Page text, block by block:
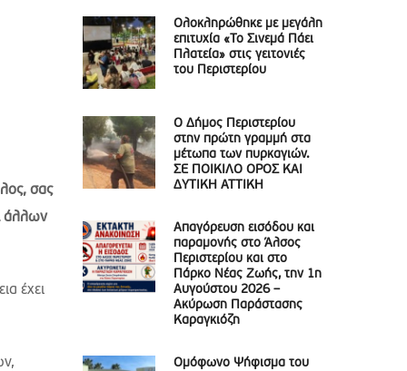
σας
άλλων
έχει
Ολοκληρώθηκε με μεγάλη
επιτυχία «Το Σινεμά Πάει
Πλατεία» στις γειτονιές
του Περιστερίου
Ο Δήμος Περιστερίου
στην πρώτη γραμμή στα
μέτωπα των πυρκαγιών.
ΣΕ ΠΟΙΚΙΛΟ ΟΡΟΣ ΚΑΙ
ΔΥΤΙΚΗ ΑΤΤΙΚΗ
Απαγόρευση εισόδου και
παραμονής στο Άλσος
Περιστερίου και στο
Πάρκο Νέας Ζωής, την 1η
Αυγούστου 2026 –
Ακύρωση Παράστασης
Καραγκιόζη
Ομόφωνο Ψήφισμα του